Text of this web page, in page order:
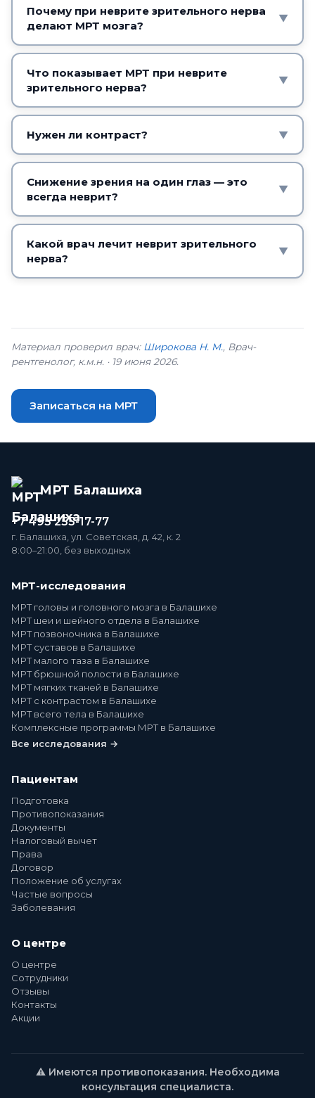
первым проявлением рассеянного склероза.
Поэтому важно обследовать не только глаз,
но и головной мозг.
Почему при неврите зрительного нерва
делают МРТ мозга?
▼
Чтобы выявить очаги демиелинизации,
характерные для рассеянного склероза,
дебютом которого может быть неврит. Это
влияет на наблюдение и лечение.
Что показывает МРТ при неврите
зрительного нерва?
▼
Воспаление зрительного нерва и очаги в
головном мозге, характерные для
рассеянного склероза.
Нужен ли контраст? ▼
Часто да — контраст помогает оценить
активность воспаления и очагов.
Контрастное исследование проводится по
направлению врача.
Снижение зрения на один глаз — это
всегда неврит?
▼
Нет, причин много. Поэтому важно
обследование у офтальмолога и невролога,
включая МРТ, чтобы установить причину.
Какой врач лечит неврит зрительного
нерва?
▼
Материал проверил врач: Широкова Н. М., Врач-
рентгенолог, к.м.н. · 19 июня 2026.
Записаться на МРТ
МРТ Балашиха
+7 495 255-17-77
г. Балашиха, ул. Советская, д. 42, к. 2
8:00–21:00, без выходных
МРТ-исследования
МРТ головы и головного мозга в Балашихе
МРТ шеи и шейного отдела в Балашихе
МРТ позвоночника в Балашихе
МРТ суставов в Балашихе
МРТ малого таза в Балашихе
МРТ брюшной полости в Балашихе
МРТ мягких тканей в Балашихе
МРТ с контрастом в Балашихе
МРТ всего тела в Балашихе
Комплексные программы МРТ в Балашихе
Все исследования →
Пациентам
Подготовка
Противопоказания
Документы
Налоговый вычет
Права
Договор
Положение об услугах
Частые вопросы
Заболевания
О центре
О центре
Сотрудники
Отзывы
Контакты
Акции
⚠️ Имеются противопоказания. Необходима
консультация специалиста.